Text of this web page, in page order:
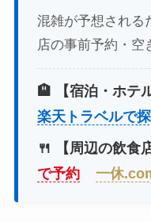
混雑が予想される
店の事前予約・空
🏨 【宿泊・ホテ
楽天トラベルで
🍴 【周辺の飲食
で予約
一休